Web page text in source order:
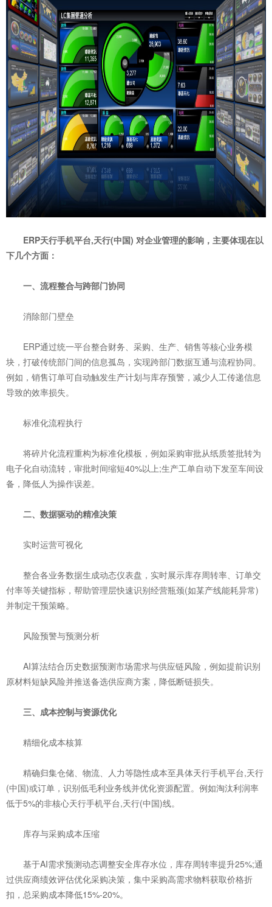
ERP天行手机平台,天行(中国) 对企业管理的影响，主要体现在以
下几个方面：
一、流程整合与跨部门协同
‌消除部门壁垒‌
ERP通过统一平台整合财务、采购、生产、销售等核心业务模
块，打破传统部门间的信息孤岛，实现跨部门数据互通与流程协同。
例如，销售订单可自动触发生产计划与库存预警，减少人工传递信息
导致的效率损失。
‌标准化流程执行‌
将碎片化流程重构为标准化模板，例如采购审批从纸质签批转为
电子化自动流转，审批时间缩短40%以上;生产工单自动下发至车间设
备，降低人为操作误差。
二、数据驱动的精准决策
‌实时运营可视化‌
整合各业务数据生成动态仪表盘，实时展示库存周转率、订单交
付率等关键指标，帮助管理层快速识别经营瓶颈(如某产线能耗异常)
并制定干预策略。
‌风险预警与预测分析‌
AI算法结合历史数据预测市场需求与供应链风险，例如提前识别
原材料短缺风险并推送备选供应商方案，降低断链损失。
三、成本控制与资源优化
‌精细化成本核算‌
精确归集仓储、物流、人力等隐性成本至具体天行手机平台,天行
(中国)或订单，识别低毛利业务线并优化资源配置。例如淘汰利润率
低于5%的非核心天行手机平台,天行(中国)线。
‌库存与采购成本压缩‌
基于AI需求预测动态调整安全库存水位，库存周转率提升25%;通
过供应商绩效评估优化采购决策，集中采购高需求物料获取价格折
扣，总采购成本降低15%-20%。